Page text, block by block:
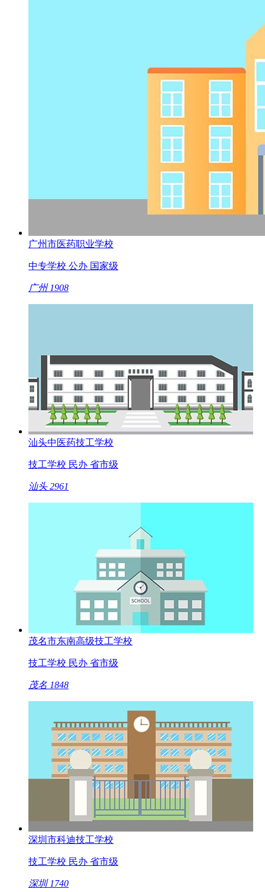
广州市医药职业学校
中专学校 公办 国家级
广州 1908
汕头中医药技工学校
技工学校 民办 省市级
汕头 2961
茂名市东南高级技工学校
技工学校 民办 省市级
茂名 1848
深圳市科迪技工学校
技工学校 民办 省市级
深圳 1740